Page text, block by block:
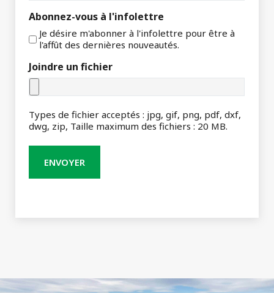
Abonnez-vous à l'infolettre
Je désire m'abonner à l'infolettre pour être à
l'affût des dernières nouveautés.
Joindre un fichier
Types de fichier acceptés : jpg, gif, png, pdf, dxf,
dwg, zip, Taille maximum des fichiers : 20 MB.